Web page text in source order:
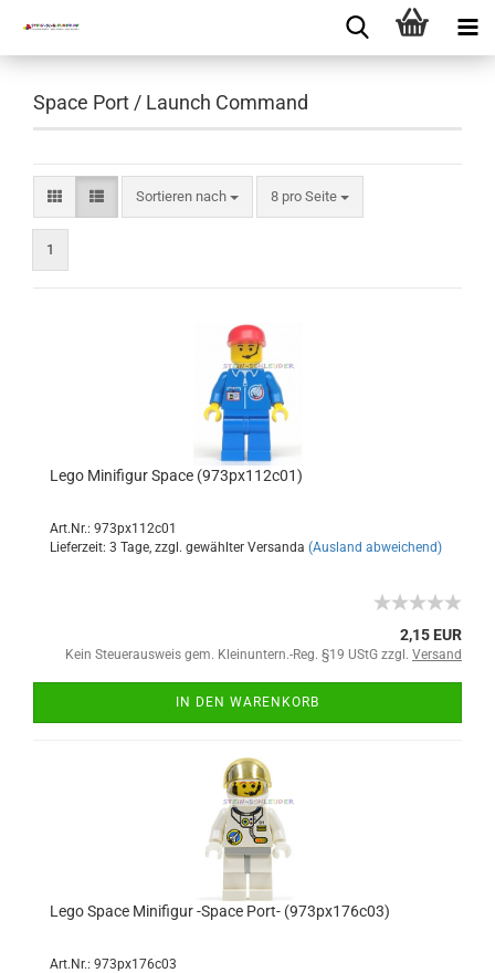
Space Port / Launch Command
Sortieren nach 8 pro Seite
1
Lego Minifigur Space (973px112c01)
Art.Nr.: 973px112c01
Lieferzeit: 3 Tage, zzgl. gewählter Versanda (Ausland abweichend)
2,15 EUR
Kein Steuerausweis gem. Kleinuntern.-Reg. §19 UStG zzgl. Versand
IN DEN WARENKORB
Lego Space Minifigur -Space Port- (973px176c03)
Art.Nr.: 973px176c03